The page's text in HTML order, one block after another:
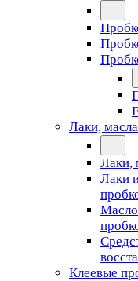
Лаки,
Лаки,
Лаки
Масло
Клеевые